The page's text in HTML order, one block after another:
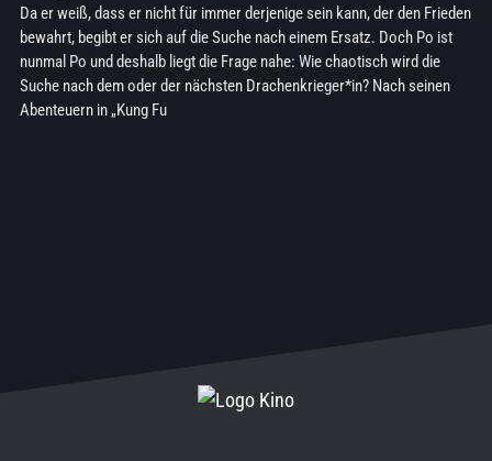
Da er weiß, dass er nicht für immer derjenige sein kann, der den Frieden
bewahrt, begibt er sich auf die Suche nach einem Ersatz. Doch Po ist
nunmal Po und deshalb liegt die Frage nahe: Wie chaotisch wird die
Suche nach dem oder der nächsten Drachenkrieger*in? Nach seinen
Abenteuern in „Kung Fu